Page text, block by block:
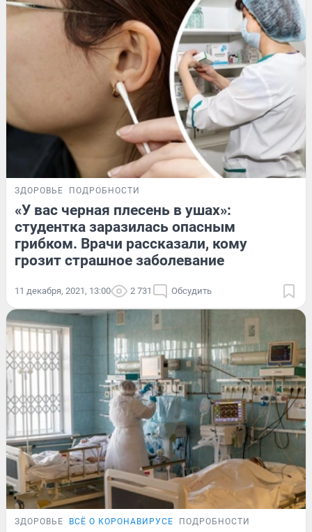
ЗДОРОВЬЕ ПОДРОБНОСТИ
«У вас черная плесень в ушах»:
студентка заразилась опасным
грибком. Врачи рассказали, кому
грозит страшное заболевание
11 декабря, 2021, 13:00 2 731 Обсудить
ЗДОРОВЬЕ ВСЁ О КОРОНАВИРУСЕ ПОДРОБНОСТИ